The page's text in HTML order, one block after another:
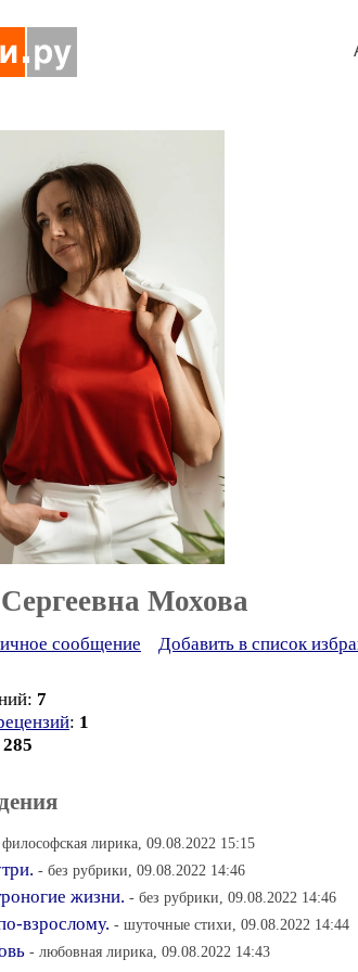
Мохова
сообщение Добавить в список
7
: 1
285
лирика, 09.08.2022 15:15
- без рубрики, 09.08.2022 14:46
жизни. - без рубрики, 09.08.2022 14:46
взрослому. - шуточные стихи, 09.08.2022 14:44
- любовная лирика, 09.08.2022 14:43